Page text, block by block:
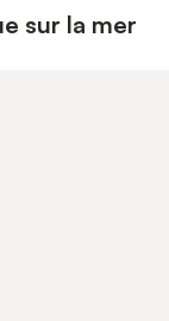
sur la mer